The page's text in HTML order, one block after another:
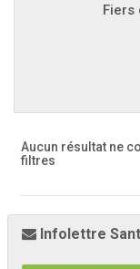
Aucun résultat ne
filtres
Infolettre